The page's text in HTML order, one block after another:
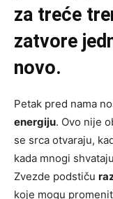
za treće
zatvore
novo.
Petak pred nama
energiju. Ovo nije
se srca otvaraju,
kada mnogi
Zvezde podstiču
koje mogu